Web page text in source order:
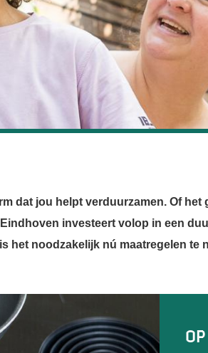
dat jou helpt verduurzamen. Of
investeert volop in een
het noodzakelijk nú maatregelen te